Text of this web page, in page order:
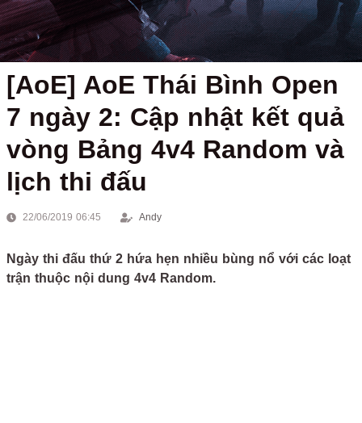
[AoE] AoE Thái Bình Open
7 ngày 2: Cập nhật kết quả
vòng Bảng 4v4 Random và
lịch thi đấu
22/06/2019 06:45 Andy
Ngày thi đấu thứ 2 hứa hẹn nhiều bùng nổ với các loạt
trận thuộc nội dung 4v4 Random.